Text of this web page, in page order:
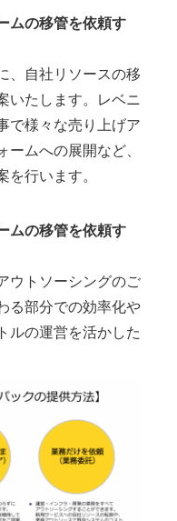
ムの移管を依頼す
、自社リソースの移
いたします。レベニ
で様々な売り上げア
ムへの展開など、
行います。
ムの移管を依頼す
ウトソーシングのご
る部分での効率化や
ルの運営を活かした